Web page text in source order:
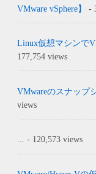
VMware vSphere】 -
Linux仮想マシンで
177,754 views
VMwareのスナップ
views
... - 120,573 views